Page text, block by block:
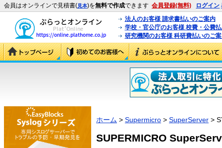
会員はオンラインで見積書(見本)を無料で作成できます 会員登録(無料) ログイン
法人のお客様 請求書払いのご案内
学校・官公庁のお客様 校費・公費
研究機関のお客様 科研費払いのご
ホーム > Supermicro > SuperServer >
SUPERMICRO